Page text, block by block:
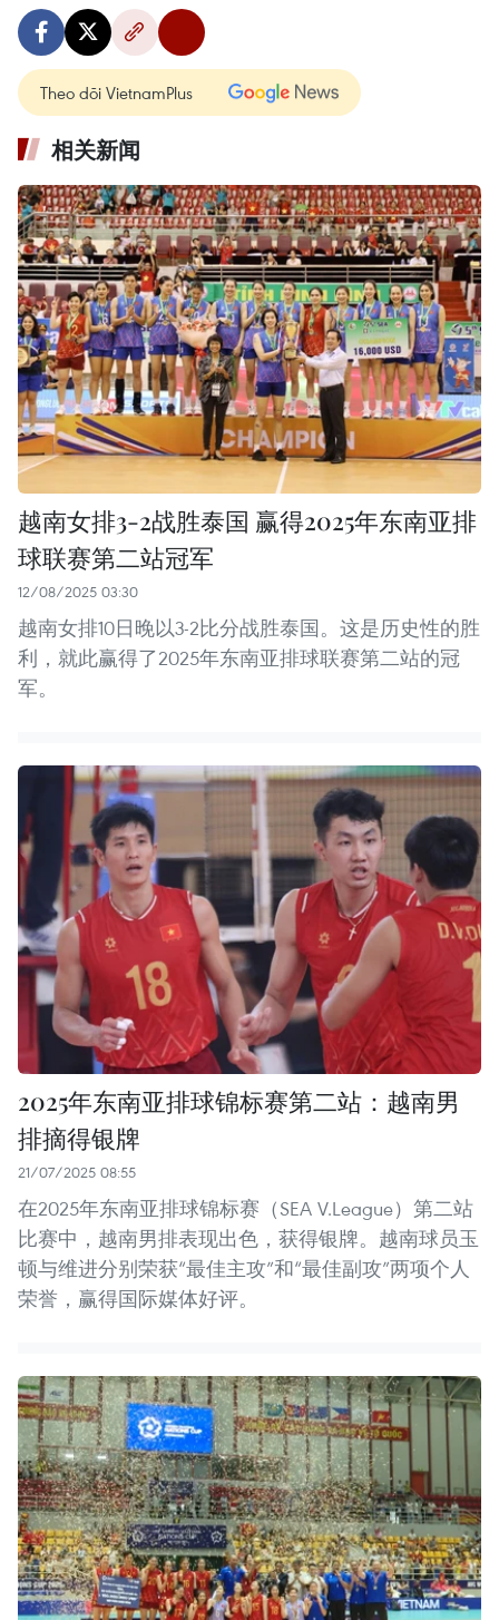
Theo dõi VietnamPlus
相关新闻
越南女排3-2战胜泰国 赢得2025年东南亚排
球联赛第二站冠军
12/08/2025 03:30
越南女排10日晚以3-2比分战胜泰国。这是历史性的胜
利，就此赢得了2025年东南亚排球联赛第二站的冠
军。
2025年东南亚排球锦标赛第二站：越南男
排摘得银牌
21/07/2025 08:55
在2025年东南亚排球锦标赛（SEA V.League）第二站
比赛中，越南男排表现出色，获得银牌。越南球员玉
顿与维进分别荣获“最佳主攻”和“最佳副攻”两项个人
荣誉，赢得国际媒体好评。